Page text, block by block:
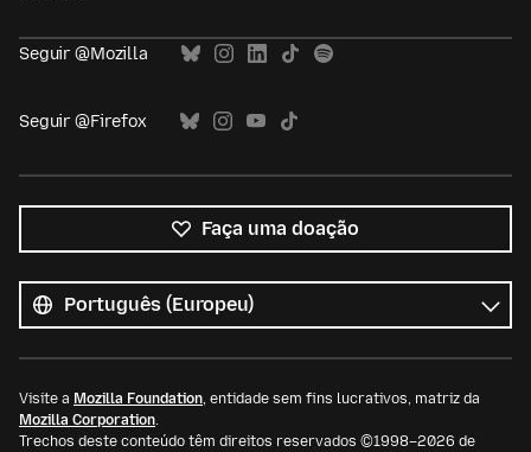
Seguir @Mozilla
Seguir @Firefox
Faça uma doação
os
idiomas
Idioma
Visite a Mozilla Foundation, entidade sem fins lucrativos, matriz da
Mozilla Corporation.
Trechos deste conteúdo têm direitos reservados ©1998–2026 de